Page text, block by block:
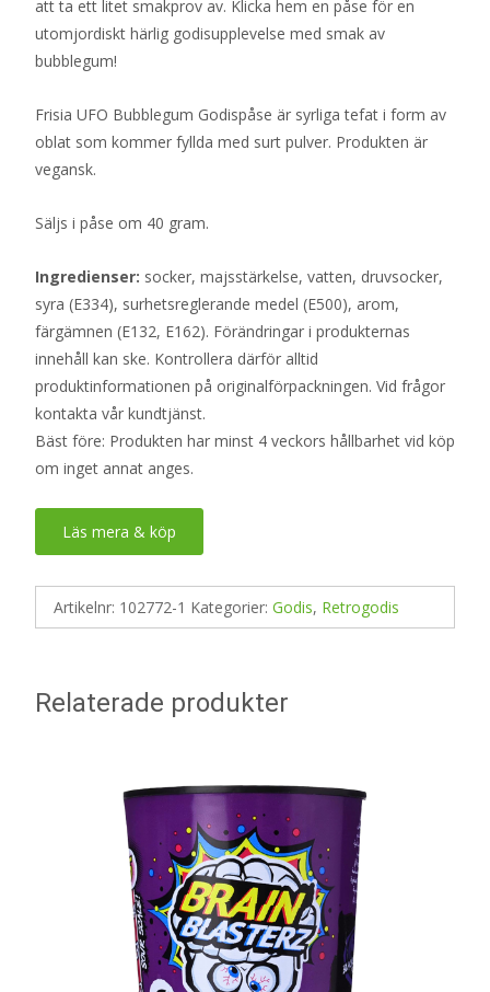
att ta ett litet smakprov av. Klicka hem en påse för en
utomjordiskt härlig godisupplevelse med smak av
bubblegum!
Frisia UFO Bubblegum Godispåse är syrliga tefat i form av
oblat som kommer fyllda med surt pulver. Produkten är
vegansk.
Säljs i påse om 40 gram.
Ingredienser: socker, majsstärkelse, vatten, druvsocker,
syra (E334), surhetsreglerande medel (E500), arom,
färgämnen (E132, E162). Förändringar i produkternas
innehåll kan ske. Kontrollera därför alltid
produktinformationen på originalförpackningen. Vid frågor
kontakta vår kundtjänst.
Bäst före: Produkten har minst 4 veckors hållbarhet vid köp
om inget annat anges.
Läs mera & köp
Artikelnr: 102772-1 Kategorier: Godis, Retrogodis
Relaterade produkter